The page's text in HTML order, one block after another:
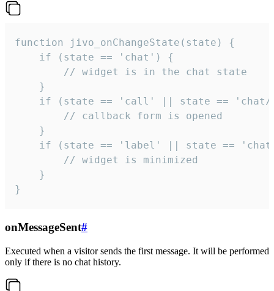
function jivo_onChangeState(state) {
    if (state == 'chat') {
        // widget is in the chat state
    }
if (state == 'call' || state ==
        // callback form is opened
    }
if (state == 'label' || state ==
        // widget is minimized
    }
}
onMessageSent#
Executed when a visitor sends the first message. It will be performed
only if there is no chat history.